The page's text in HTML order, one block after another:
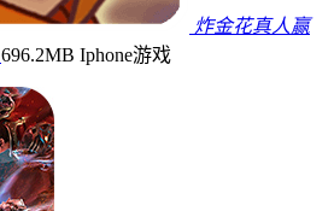
炸金花真人赢
696.2MB Iphone游戏